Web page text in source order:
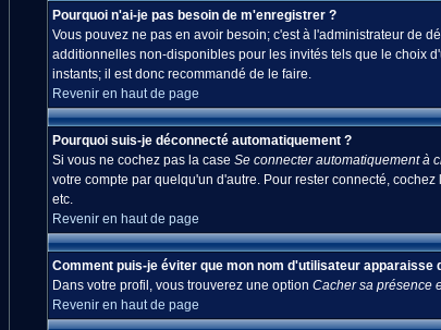
Pourquoi n'ai-je pas besoin de m'enregistrer ?
Vous pouvez ne pas en avoir besoin; c'est à l'administrateur de
additionnelles non-disponibles pour les invités tels que le choix
instants; il est donc recommandé de le faire.
Revenir en haut de page
Pourquoi suis-je déconnecté automatiquement ?
Si vous ne cochez pas la case Se connecter automatiquement à
votre compte par quelqu'un d'autre. Pour rester connecté,
etc.
Revenir en haut de page
Comment puis-je éviter que mon nom d'utilisateur apparaisse
Dans votre profil, vous trouverez une option Cacher sa présence
Revenir en haut de page